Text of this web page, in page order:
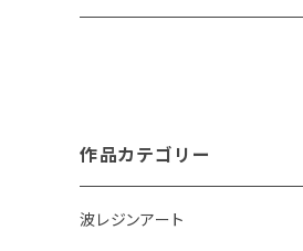
作品カテゴリー
波レジンアート